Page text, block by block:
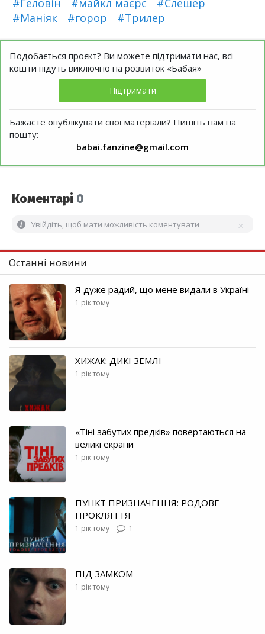
#Геловін #майкл маєрс
#Слешер
#Маніяк
#горор #Трилер
Подобається проєкт? Ви можете підтримати нас, всі
кошти підуть виключно на розвиток «Бабая»
Підтримати
Бажаєте опублікувати свої матеріали? Пишіть нам на
пошту:
babai.fanzine@gmail.com
Коментарі 0
Увійдіть, щоб мати можливість коментувати
Останні новини
Я дуже радий, що мене видали в Україні
1 рік тому
ХИЖАК: ДИКІ ЗЕМЛІ
1 рік тому
«Тіні забутих предків» повертаються на
великі екрани
1 рік тому
ПУНКТ ПРИЗНАЧЕННЯ: РОДОВЕ
ПРОКЛЯТТЯ
1 рік тому 1
ПІД ЗАМКОМ
1 рік тому